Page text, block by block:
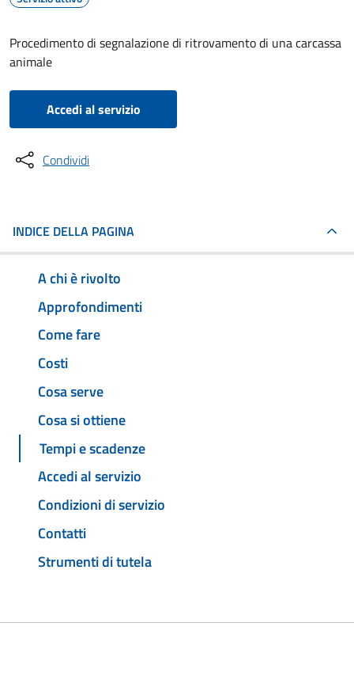
Procedimento di segnalazione di ritrovamento di una carcassa
animale
Accedi al servizio
Condividi
INDICE DELLA PAGINA
A chi è rivolto
Approfondimenti
Come fare
Costi
Cosa serve
Cosa si ottiene
Tempi e scadenze
Accedi al servizio
Condizioni di servizio
Contatti
Strumenti di tutela